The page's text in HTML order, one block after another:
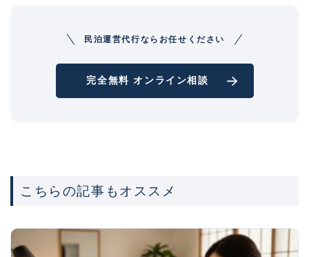
民泊運営代行ならお任せください
完全無料 オンライン相談
こちらの記事もオススメ